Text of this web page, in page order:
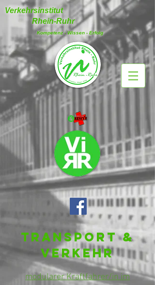
Verkehrsinstitut
Rhein-Ruhr
Kompetenz - Wissen - Erfolg
Transport &
Verkehr
modularer Kraftfahrer/in im